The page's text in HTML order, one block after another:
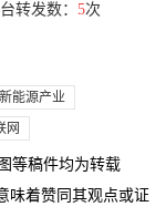
转发数： 5次
新能源产业
网
等稿件均为转载
味着赞同其观点或证